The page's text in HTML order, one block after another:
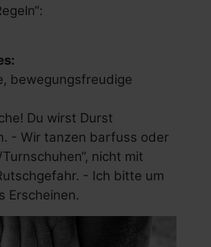
bewegungsfreudige
Du wirst Durst
- Wir tanzen barfuss oder
nicht mit
- Ich bitte um
Erscheinen.